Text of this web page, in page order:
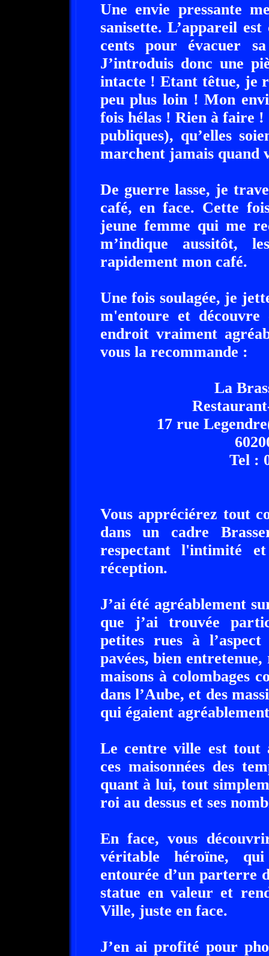
Une envie pressante
sanisette. L’appareil
cents pour évacuer
J’introduis donc une
intacte ! Etant têtue, je
peu plus loin ! Mon
fois hélas ! Rien à faire !
publiques), qu’elles
marchent jamais quand
De guerre lasse, je
café, en face. Cette
jeune femme qui me
m’indique aussitôt,
rapidement mon café.
Une fois soulagée, je
m'entoure et découvre
endroit vraiment
vous la recommande :
La
17 rue
Tel :
Vous appréciérez tout
dans un cadre
respectant l'intimité
réception.
J’ai été agréablement
que j’ai trouvée
petites rues à
pavées, bien
maisons à colombages
dans l’Aube, et des
qui égaient
Le centre ville est tout
ces maisonnées des
quant à lui, tout
roi au dessus et ses
En face, vous
véritable héroïne,
entourée d’un parterre
statue en valeur et
Ville, juste en face.
J’en ai profité pour